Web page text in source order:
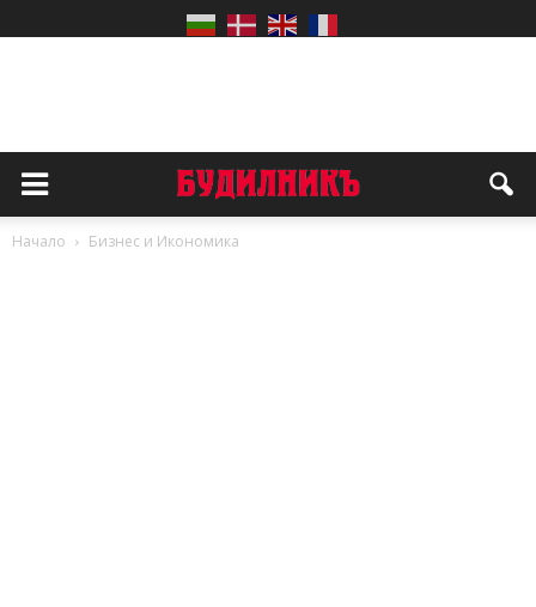
Начало Бизнес и Икономика